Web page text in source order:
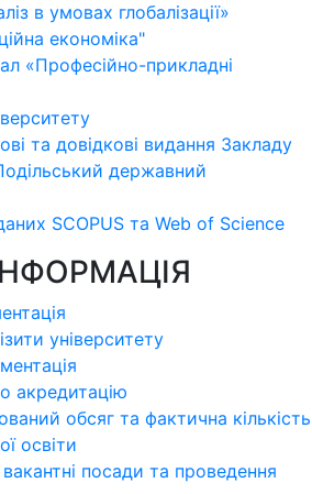
в умовах глобалізації»
економіка"
«Професійно-прикладні
та довідкові видання Закладу
державний
SCOPUS та Web of Science
університету
акредитацію
обсяг та фактична кількість
освіти
посади та проведення